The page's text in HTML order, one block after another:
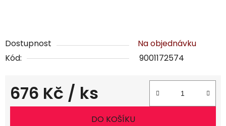
Dostupnost
Na objednávku
Kód:
9001172574
676 Kč / ks
Měrná cena:
DO KOŠÍKU